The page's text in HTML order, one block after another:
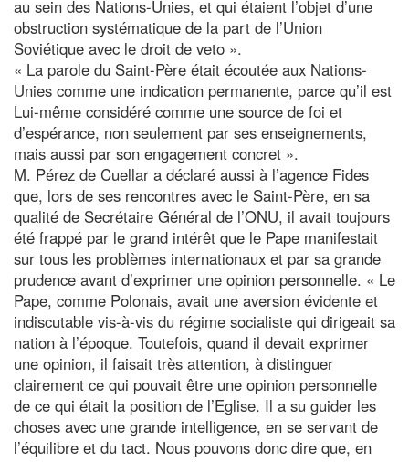
au sein des Nations-Unies, et qui étaient l’objet d’une
obstruction systématique de la part de l’Union
Soviétique avec le droit de veto ».
« La parole du Saint-Père était écoutée aux Nations-
Unies comme une indication permanente, parce qu’il est
Lui-même considéré comme une source de foi et
d’espérance, non seulement par ses enseignements,
mais aussi par son engagement concret ».
M. Pérez de Cuellar a déclaré aussi à l’agence Fides
que, lors de ses rencontres avec le Saint-Père, en sa
qualité de Secrétaire Général de l’ONU, il avait toujours
été frappé par le grand intérêt que le Pape manifestait
sur tous les problèmes internationaux et par sa grande
prudence avant d’exprimer une opinion personnelle. « Le
Pape, comme Polonais, avait une aversion évidente et
indiscutable vis-à-vis du régime socialiste qui dirigeait sa
nation à l’époque. Toutefois, quand il devait exprimer
une opinion, il faisait très attention, à distinguer
clairement ce qui pouvait être une opinion personnelle
de ce qui était la position de l’Eglise. Il a su guider les
choses avec une grande intelligence, en se servant de
l’équilibre et du tact. Nous pouvons donc dire que, en